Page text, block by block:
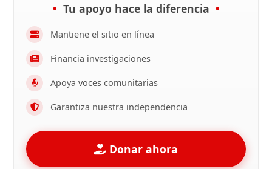
Tu apoyo hace la diferencia
Mantiene el sitio en línea
Financia investigaciones
Apoya voces comunitarias
Garantiza nuestra independencia
Donar ahora